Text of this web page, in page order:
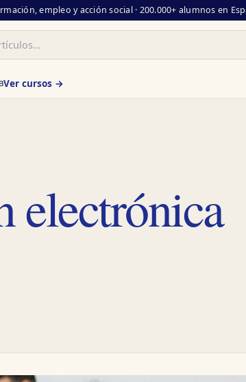
empleo y acción social · 200.000+ alumnos en
Ver cursos →
electrónica